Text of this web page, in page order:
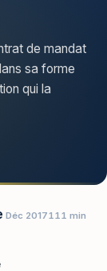
de mandat
sa forme
qui la
Déc 2017111 min